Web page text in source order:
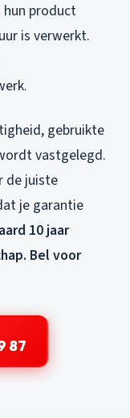
product
is verwerkt.
gebruikte
vastgelegd.
de juiste
je garantie
10 jaar
Bel voor
87